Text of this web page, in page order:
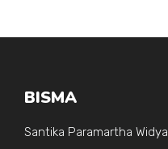
BISMA
Santika Paramartha Widya